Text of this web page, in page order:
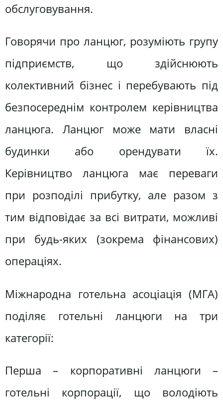
обслуговування.
Говорячи про ланцюг, розуміють групу
підприємств, що здійснюють
колективний бізнес і перебувають під
безпосереднім контролем керівництва
ланцюга. Ланцюг може мати власні
будинки або орендувати їх.
Керівництво ланцюга має переваги
при розподілі прибутку, але разом з
тим відповідає за всі витрати, можливі
при будь-яких (зокрема фінансових)
операціях.
Міжнародна готельна асоціація (МГА)
поділяє готельні ланцюги на три
категорії:
Перша – корпоративні ланцюги –
готельні корпорації, що володіють